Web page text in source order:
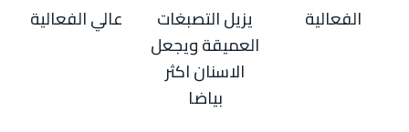
الفعالية
يزيل التصبغات
العميقة ويجعل
الاسنان اكثر
بياضا
عالي الفعالية